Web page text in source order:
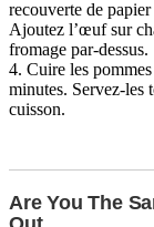
recouverte de
Ajoutez l’œuf sur
fromage par-dessus.
4. Cuire les
minutes. Servez-les
cuisson.